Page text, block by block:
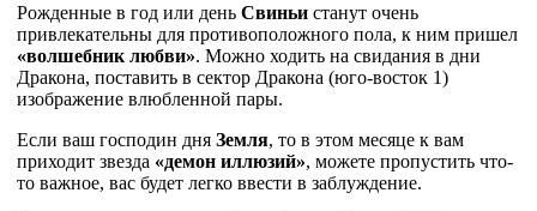
Рожденные в год или день Свиньи станут очень
привлекательны для противоположного пола, к ним пришел
«волшебник любви». Можно ходить на свидания в дни
Дракона, поставить в сектор Дракона (юго-восток 1)
изображение влюбленной пары.
Если ваш господин дня Земля, то в этом месяце к вам
приходит звезда «демон иллюзий», можете пропустить что-
то важное, вас будет легко ввести в заблуждение.